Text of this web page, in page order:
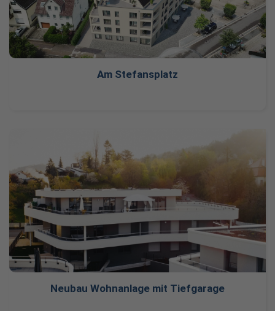
Am Stefansplatz
Neubau Wohnanlage mit Tiefgarage